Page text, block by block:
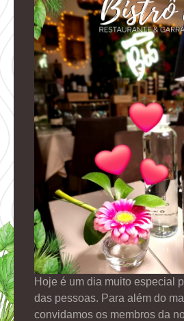
Hoje é um dia muito especial
das pessoas. Para além do
convidamos os membros da